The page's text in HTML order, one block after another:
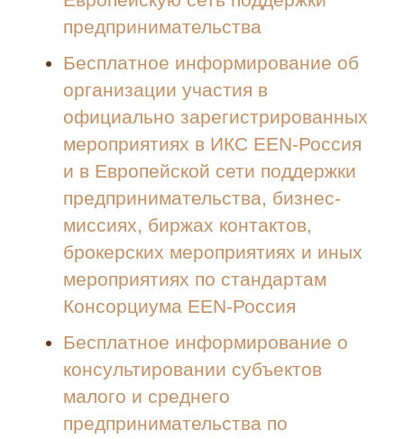
предпринимательства
Бесплатное информирование об
организации участия в
официально зарегистрированных
мероприятиях в ИКС EEN-Россия
и в Европейской сети поддержки
предпринимательства, бизнес-
миссиях, биржах контактов,
брокерских мероприятиях и иных
мероприятиях по стандартам
Консорциума EEN-Россия
Бесплатное информирование о
консультировании субъектов
малого и среднего
предпринимательства по